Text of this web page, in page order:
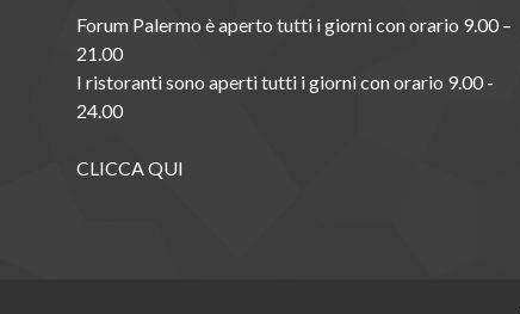
Forum Palermo è aperto tutti i giorni con orario 9.00 –
21.00
I ristoranti sono aperti tutti i giorni con orario 9.00 -
24.00
CLICCA QUI